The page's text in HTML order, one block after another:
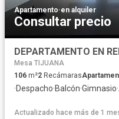
Apartamento·en alquiler
Consultar precio
Mesa TIJUANA
106 m²2 Recámaras
·Despacho·Balcón·Gimnasio·
Actualizado hace más de 1